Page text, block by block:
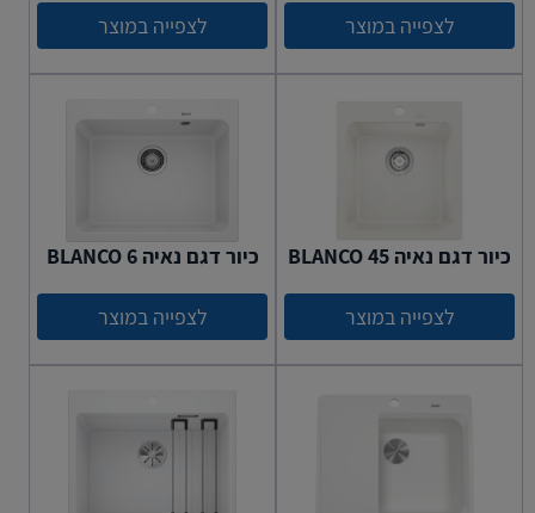
לצפייה במוצר לצפייה במוצר
כיור דגם נאיה 45 BLANCO
לצפייה במוצר
כיור דגם נאיה 6 BLANCO
לצפייה במוצר